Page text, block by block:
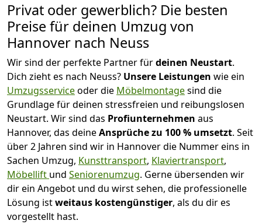
Privat oder gewerblich? Die besten
Preise für deinen Umzug von
Hannover nach Neuss
Wir sind der perfekte Partner fürdeinen Neustart.
Dich zieht es nach Neuss? Unsere Leistungen wie ein
Umzugsserviceoder die Möbelmontagesind die
Grundlage für deinen stressfreien und reibungslosen
Neustart. Wir sind das Profiunternehmen aus
Hannover, das deineAnsprüche zu 100 % umsetzt. Seit
über 2 Jahren sind wir in Hannover die Nummer eins in
Sachen Umzug, Kunsttransport, Klaviertransport,
Möbellift und Seniorenumzug. Gerne übersenden wir
dir ein Angebot und du wirst sehen, die professionelle
Lösung istweitaus kostengünstiger, als du dir es
vorgestellt hast.